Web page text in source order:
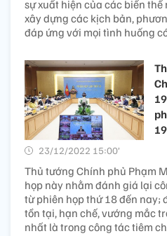
sự xuất hiện của các biến thể
xây dựng các kịch bản,
đáp ứng với mọi tình huống
19
23/12/2022 15:00’
Thủ tướng Chính phủ Phạm
họp này nhằm đánh giá lại
từ phiên họp thứ 18 đến nay;
tồn tại, hạn chế, vướng mắc
nhất là trong công tác tiêm